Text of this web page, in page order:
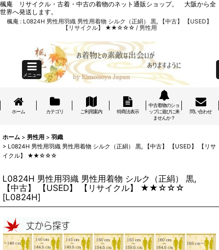
楓庵 リサイクル・古着・中古の着物のネット通販ショップ。 大阪から全
世界へ発送します。
楓庵 : L0824H 男性用羽織 男性用着物 シルク（正絹） 黒, 【中古】 【USED】
【リサイクル】 ★★☆☆☆ / 男性用
メニュー
ホーム カテゴリ ご利用案内 特商法表示
中古着物のショ
ップに遊びに来
ませんか？
問い合わせ
ホーム > 男性用 > 羽織
> L0824H 男性用羽織 男性用着物 シルク（正絹） 黒, 【中古】 【USED】 【リサ
イクル】 ★★☆☆☆
L0824H 男性用羽織 男性用着物 シルク（正絹） 黒,
【中古】 【USED】 【リサイクル】 ★★☆☆☆
[L0824H]